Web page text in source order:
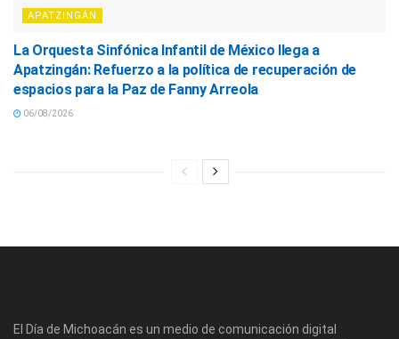
APATZINGÁN
La Orquesta Sinfónica Infantil de México llega a
Apatzingán: Refuerzo a la política de recuperación de
espacios para la Paz de Fanny Arreola
06/08/2026
El Día de Michoacán es un medio de comunicación digital